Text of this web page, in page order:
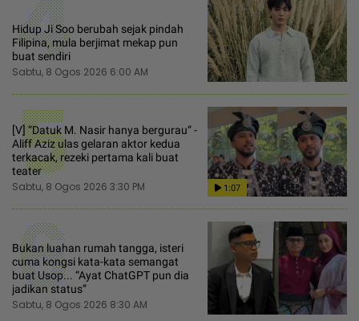
4
Hidup Ji Soo berubah sejak pindah
Filipina, mula berjimat mekap pun
buat sendiri
Sabtu, 8 Ogos 2026 6:00 AM
5
[V] “Datuk M. Nasir hanya bergurau“ -
Aliff Aziz ulas gelaran aktor kedua
terkacak, rezeki pertama kali buat
teater
Sabtu, 8 Ogos 2026 3:30 PM 1:07
6
Bukan luahan rumah tangga, isteri
cuma kongsi kata-kata semangat
buat Usop... “Ayat ChatGPT pun dia
jadikan status”
Sabtu, 8 Ogos 2026 8:30 AM